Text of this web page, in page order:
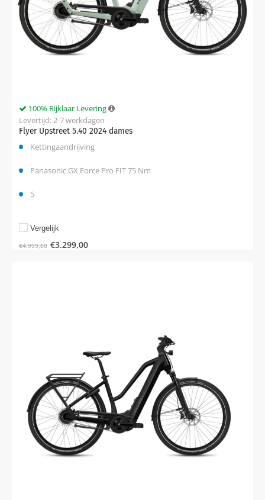
Flyer Upstreet 5.40 2024 dames
100% Rijklaar Levering
Levertijd: 2-7 werkdagen
Kettingaandrijving
Panasonic GX Force Pro FIT 75 Nm
5
€4.999,00 €3.299,00
Vergelijk